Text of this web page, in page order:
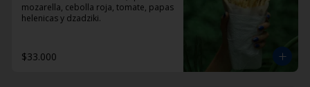
mozarella, cebolla roja, tomate, papas
helenicas y dzadziki.
$33.000